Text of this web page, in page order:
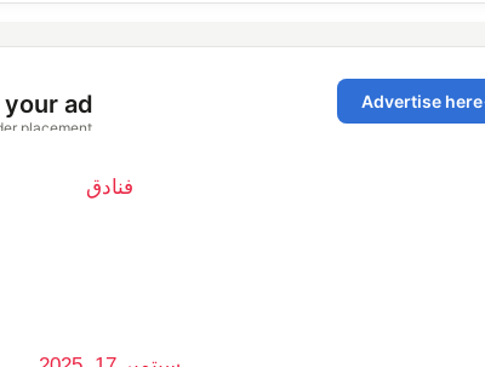
فنادق